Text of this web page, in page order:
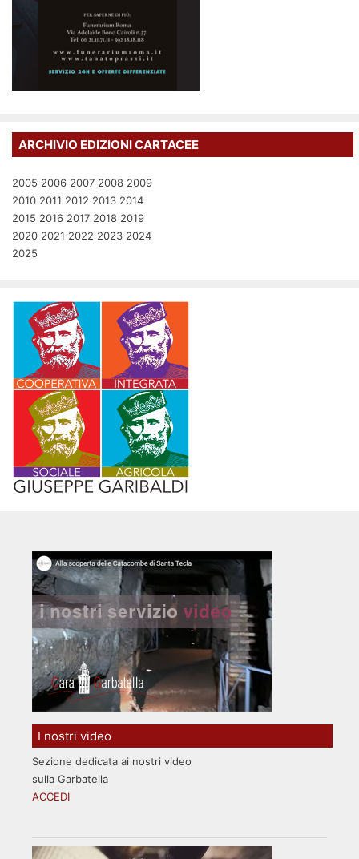
ARCHIVIO EDIZIONI CARTACEE
2005 2006 2007 2008 2009
2010 2011 2012 2013 2014
2015 2016 2017 2018 2019
2020 2021 2022 2023 2024
2025
I nostri video
Sezione dedicata ai nostri video
sulla Garbatella
ACCEDI